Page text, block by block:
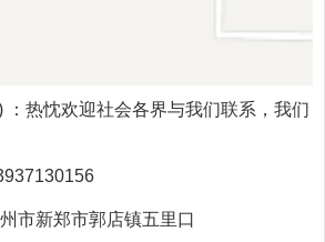
：热忱欢迎社会各界与我们联系，我们
市新郑市郭店镇五里口